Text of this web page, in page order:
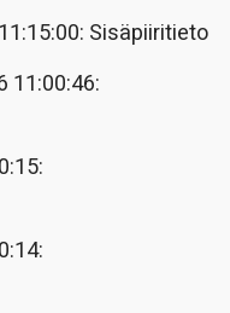
Sisäpiiritieto
11:00:46: